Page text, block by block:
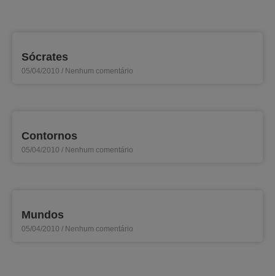
Sócrates
05/04/2010 Nenhum comentário
Contornos
05/04/2010 Nenhum comentário
Mundos
05/04/2010 Nenhum comentário